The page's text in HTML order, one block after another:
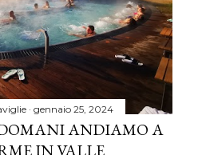
gennaio 25, 2024
ANDIAMO A
IN VALLE